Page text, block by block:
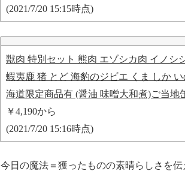
(2021/7/20 15:15時点)
獣肉 特別セット 熊肉 エゾシカ肉 イノシ
蝦夷鹿 猪 とど 海豹のジビエ くま しか
海道限定商品有 (醤油 味噌大和煮)ご当地
￥4,190から
(2021/7/20 15:16時点)
今日の魔法＝獲ったものの素晴らしさを